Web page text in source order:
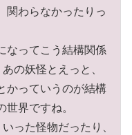
関わらなかったりっ
なってこう結構関係
の妖怪とえっと、
かっていうのが結構
世界ですね。
った怪物だったり、